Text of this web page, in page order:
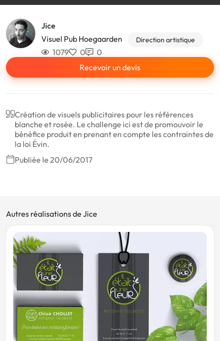
Jice
Visuel Pub Hoegaarden
Direction artistique
1079 0
0
Recevoir un devis
Création de visuels publicitaires pour les références
blanche et rosée. Le challenge ici est de promouvoir le
bénéfice produit en prenant en compte les contraintes de
la loi Évin.
Publiée le 20/06/2017
Autres réalisations de Jice